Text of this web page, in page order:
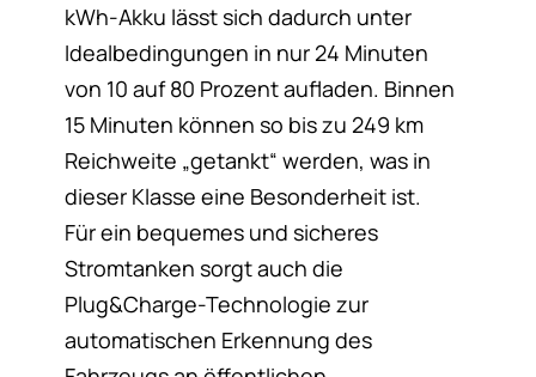
kWh-Akku lässt sich dadurch unter
Idealbedingungen in nur 24 Minuten
von 10 auf 80 Prozent aufladen. Binnen
15 Minuten können so bis zu 249 km
Reichweite „getankt“ werden, was in
dieser Klasse eine Besonderheit ist.
Für ein bequemes und sicheres
Stromtanken sorgt auch die
Plug&Charge-Technologie zur
automatischen Erkennung des